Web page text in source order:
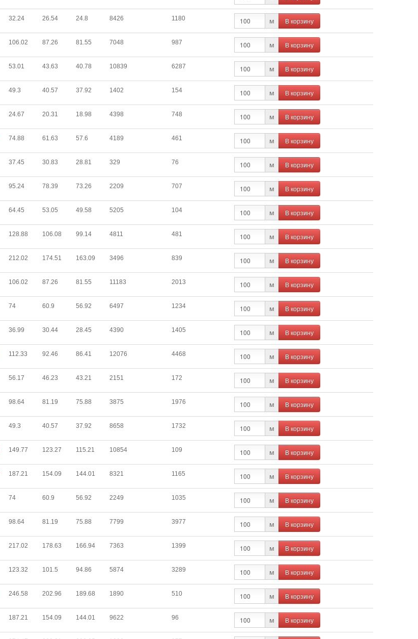
32.24 26.54 24.8 8426 1180 м В корзину
106.02 87.26 81.55 7048 987 м В корзину
53.01 43.63 40.78 10839 6287 м В корзину
49.3 40.57 37.92 1402 154 м В корзину
24.67 20.31 18.98 4398 748 м В корзину
74.88 61.63 57.6 4189 461 м В корзину
37.45 30.83 28.81 329 76 м В корзину
95.24 78.39 73.26 2209 707 м В корзину
64.45 53.05 49.58 5205 104 м В корзину
128.88 106.08 99.14 4811 481 м В корзину
212.02 174.51 163.09 3496 839 м В корзину
106.02 87.26 81.55 11183 2013 м В корзину
74 60.9 56.92 6497 1234 м В корзину
36.99 30.44 28.45 4390 1405 м В корзину
112.33 92.46 86.41 12076 4468 м В корзину
56.17 46.23 43.21 2151 172 м В корзину
98.64 81.19 75.88 3875 1976 м В корзину
49.3 40.57 37.92 8658 1732 м В корзину
149.77 123.27 115.21 10854 109 м В корзину
187.21 154.09 144.01 8321 1165 м В корзину
74 60.9 56.92 2249 1035 м В корзину
98.64 81.19 75.88 7799 3977 м В корзину
217.02 178.63 166.94 7363 1399 м В корзину
123.32 101.5 94.86 5874 3289 м В корзину
246.58 202.96 189.68 1890 510 м В корзину
187.21 154.09 144.01 9622 96 м В корзину